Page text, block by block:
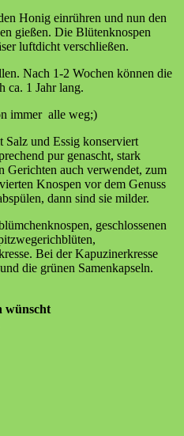
Honig einrühren und nun den
gießen. Die Blütenknospen
luftdicht verschließen.
Nach 1-2 Wochen können die
ca. 1 Jahr lang.
immer alle weg;)
Salz und Essig konserviert
pur genascht, stark
Gerichten auch verwendet, zum
Knospen vor dem Genuss
dann sind sie milder.
geschlossenen
Bei der Kapuzinerkresse
die grünen Samenkapseln.
wünscht